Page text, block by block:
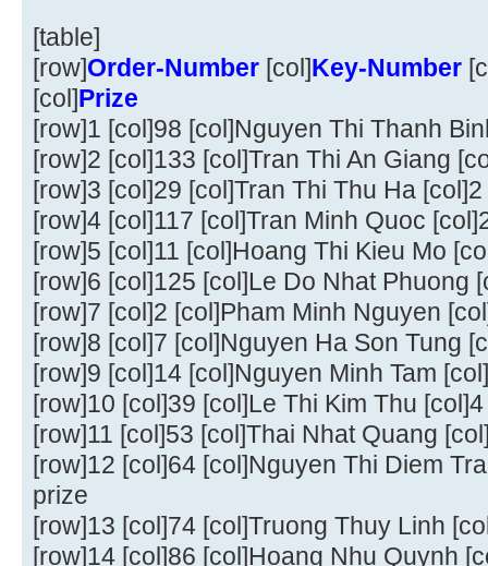
[table]
[row]Order-Number [col]Key-Number
[col]Prize
[row]1 [col]98 [col]Nguyen Thi Thanh
[row]2 [col]133 [col]Tran Thi An Giang
[row]3 [col]29 [col]Tran Thi Thu Ha
[row]4 [col]117 [col]Tran Minh Quoc
[row]5 [col]11 [col]Hoang Thi Kieu Mo
[row]6 [col]125 [col]Le Do Nhat Phuong
[row]7 [col]2 [col]Pham Minh Nguyen
[row]8 [col]7 [col]Nguyen Ha Son Tung
[row]9 [col]14 [col]Nguyen Minh Tam
[row]10 [col]39 [col]Le Thi Kim Thu
[row]11 [col]53 [col]Thai Nhat Quang
[row]12 [col]64 [col]Nguyen Thi Diem
prize
[row]13 [col]74 [col]Truong Thuy Linh
[row]14 [col]86 [col]Hoang Nhu Quynh